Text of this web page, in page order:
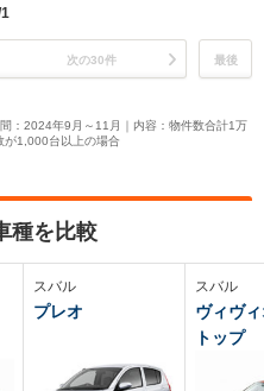
次の30件 最後
：2024年9月～11月｜内容：物件数合計1万
が1,000台以上の場合
種を比較
スバル
プレオ
スバル
ヴィヴ
トップ